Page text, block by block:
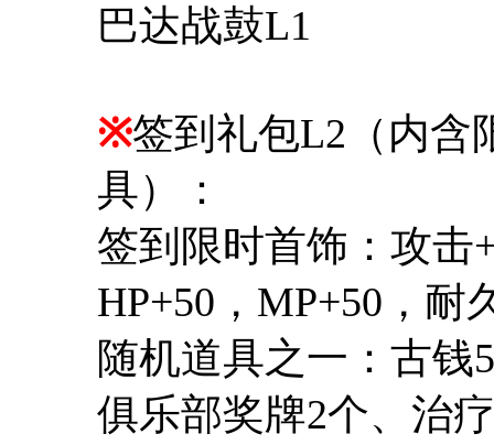
巴达战鼓L1
※签到礼包L2（内含
具）：
签到限时首饰：攻击
HP+50，MP+50，耐
随机道具之一：古钱
俱乐部奖牌2个、治